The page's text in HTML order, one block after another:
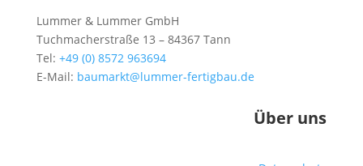
Lummer & Lummer GmbH
Tuchmacherstraße 13 – 84367 Tann
Tel: +49 (0) 8572 963694
E-Mail: baumarkt@lummer-fertigbau.de
Über uns